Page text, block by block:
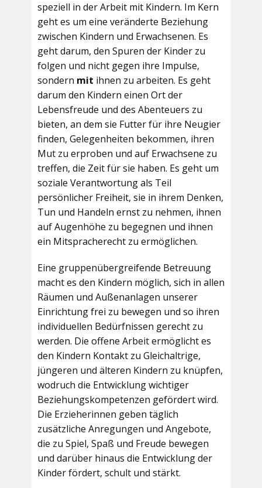
speziell in der Arbeit mit Kindern. Im Kern
geht es um eine veränderte Beziehung
zwischen Kindern und Erwachsenen. Es
geht darum, den Spuren der Kinder zu
folgen und nicht gegen ihre Impulse,
sondern mit ihnen zu arbeiten. Es geht
darum den Kindern einen Ort der
Lebensfreude und des Abenteuers zu
bieten, an dem sie Futter für ihre Neugier
finden, Gelegenheiten bekommen, ihren
Mut zu erproben und auf Erwachsene zu
treffen, die Zeit für sie haben. Es geht um
soziale Verantwortung als Teil
persönlicher Freiheit, sie in ihrem Denken,
Tun und Handeln ernst zu nehmen, ihnen
auf Augenhöhe zu begegnen und ihnen
ein Mitspracherecht zu ermöglichen.
Eine gruppenübergreifende Betreuung
macht es den Kindern möglich, sich in allen
Räumen und Außenanlagen unserer
Einrichtung frei zu bewegen und so ihren
individuellen Bedürfnissen gerecht zu
werden. Die offene Arbeit ermöglicht es
den Kindern Kontakt zu Gleichaltrige,
jüngeren und älteren Kindern zu knüpfen,
wodruch die Entwicklung wichtiger
Beziehungskompetenzen gefördert wird.
Die Erzieherinnen geben täglich
zusätzliche Anregungen und Angebote,
die zu Spiel, Spaß und Freude bewegen
und darüber hinaus die Entwicklung der
Kinder fördert, schult und stärkt.